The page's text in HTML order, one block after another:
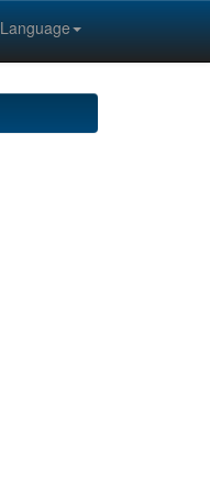
Language